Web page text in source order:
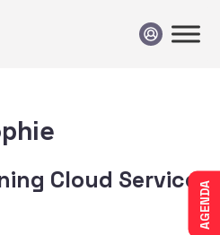
AGENDA
Cloud Services